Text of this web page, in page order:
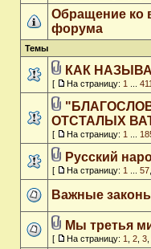
Обращение ко
форума
Темы
КАК
[ На страницу: 1 411
ОТСТАЛЫХ
[ На страницу: 1
Русский
[ На страницу: 1 57
Важные
Мы третья
[ На страницу: 1 2 3